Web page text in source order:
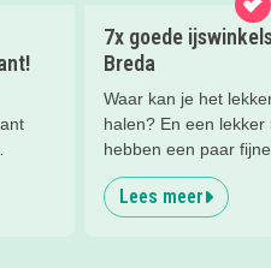
7x goede
Breda
Waar kan je het
halen? En een lekker
hebben een paar
ijsboerderijen waar je
kunt scoren voor je
Lees meer